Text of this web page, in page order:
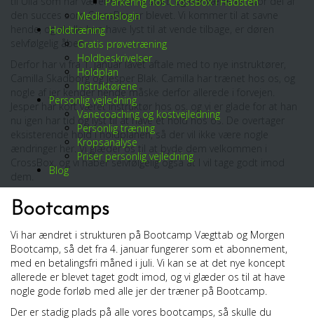
Medlemslogin
Holdtræning
Gratis prøvetræning
Holdbeskrivelser
Holdplan
Instruktørene
Personlig vejledning
Vanecoaching og kostvejledning
Personlig træning
Kropsanalyse
Priser personlig vejledning
Blog
den succes som CrossBox er blevet. Vi kommer til at savne
hende, og skulle hun have lyst til at vende tilbage, er døren
selvfølgelig åben.
Derfor har vi fra 1. januar lavet aftale med to nye instruktører,
Camilla Skadborg og Jesper Blak. Camilla har trænet hos os, og
nogle af jer kender hende måske derfor allerede i forvejen.
Jesper har kort været instruktør hos os, og vi er glade for at han
nu igen har tid og lyst til at have et hold hos os. De overtager
eksisterende hold i holdplanen, så der vil ikke være nogle
ændringer her. Vi glæder os til at byde dem velkommen i
CrossBox, og vi håber selvfølgelig også at I vil tage godt imod
Bootcamps
Vi har ændret i strukturen på Bootcamp Vægttab og Morgen
Bootcamp, så det fra 4. januar fungerer som et abonnement,
med en betalingsfri måned i juli. Vi kan se at det nye koncept
allerede er blevet taget godt imod, og vi glæder os til at have
nogle gode forløb med alle jer der træner på Bootcamp.
Der er stadig plads på alle vores bootcamps, så skulle du